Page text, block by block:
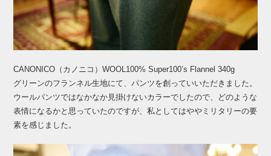
CANONICO（カノニコ）WOOL100% Super100’s Flannel 340g
グリーンのフランネル生地にて、パンツを創っていいただきました。
ウールパンツではなかなか見掛けないカラーでしたので、どのような
表情になるかと思っていたのですが、私としてはややミリタリーの要
素を感じました。